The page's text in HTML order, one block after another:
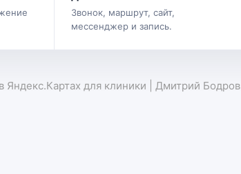
Звонок, маршрут, сайт,
мессенджер и запись.
Яндекс.Картах для клиники | Дмитрий Бодров